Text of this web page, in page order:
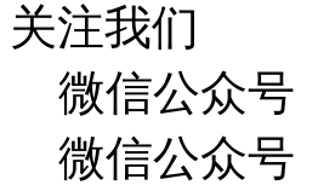
关注我们
微信公众号
微信公众号